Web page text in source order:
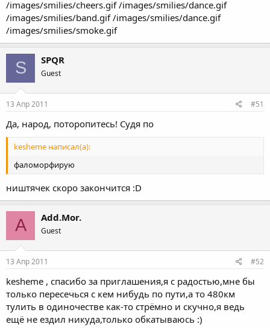
/images/smilies/cheers.gif /images/smilies/dance.gif
/images/smilies/band.gif /images/smilies/dance.gif
/images/smilies/smoke.gif
S SPQR
Guest
13 Апр 2011 #51
Да, народ, поторопитесь! Судя по
kesheme написал(а):
фаломорфирую
ништячек скоро закончится :D
A Add.Mor.
Guest
13 Апр 2011 #52
kesheme , спасибо за приглашения,я с радостью,мне бы
только пересечься с кем нибудь по пути,а то 480км
тулить в одиночестве как-то стрёмно и скучно,я ведь
ещё не ездил никуда,только обкатываюсь :)